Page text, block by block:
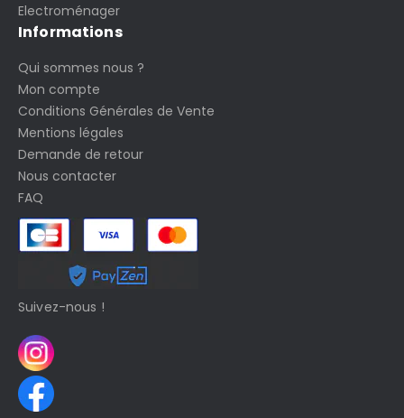
Electroménager
Informations
Qui sommes nous ?
Mon compte
Conditions Générales de Vente
Mentions légales
Demande de retour
Nous contacter
FAQ
Suivez-nous !